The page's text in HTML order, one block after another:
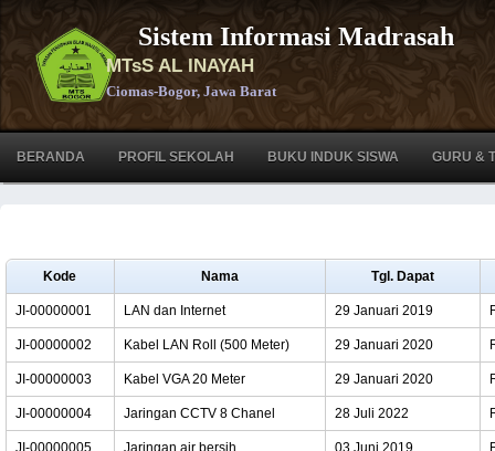
Sistem Informasi Madrasah
MTsS AL INAYAH
Ciomas-Bogor, Jawa Barat
BERANDA PROFIL SEKOLAH BUKU INDUK SISWA GURU &
Kode Nama Tgl. Dapat
JI-00000001 LAN dan Internet 29 Januari 2019
JI-00000002 Kabel LAN Roll (500 Meter) 29 Januari 2020
JI-00000003 Kabel VGA 20 Meter 29 Januari 2020
JI-00000004 Jaringan CCTV 8 Chanel 28 Juli 2022
JI-00000005 Jaringan air bersih 03 Juni 2019